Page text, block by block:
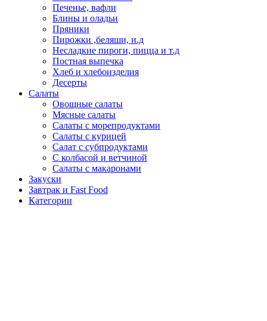
Печенье, вафли
Блины и оладьи
Пряники
Пирожки ,беляши, и.д
Несладкие пироги, пицца и т.д
Постная выпечка
Хлеб и хлебоизделия
Десерты
Салаты
Овощные салаты
Мясные салаты
Салаты с морепродуктами
Салаты с курицей
Салат с субпродуктами
С колбасой и ветчиной
Салаты с макаронами
Закуски
Завтрак и Fast Food
Категории